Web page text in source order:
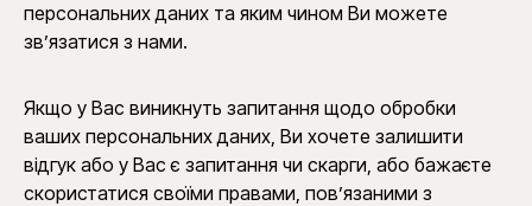
персональних даних та яким чином Ви можете
зв’язатися з нами.
Якщо у Вас виникнуть запитання щодо обробки
ваших персональних даних, Ви хочете залишити
відгук або у Вас є запитання чи скарги, або бажаєте
скористатися своїми правами, пов’язаними з